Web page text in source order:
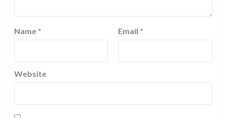
Name * Email *
Website